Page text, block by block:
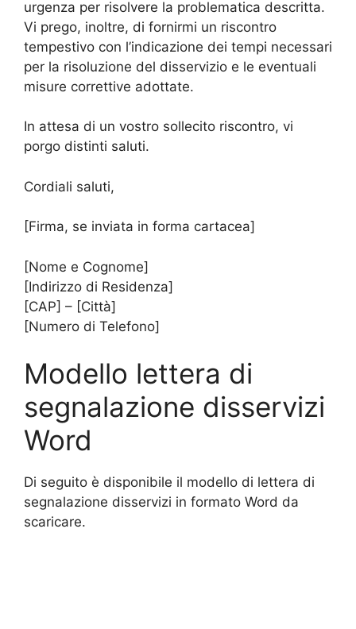
urgenza per risolvere la problematica descritta.
Vi prego, inoltre, di fornirmi un riscontro
tempestivo con l’indicazione dei tempi necessari
per la risoluzione del disservizio e le eventuali
misure correttive adottate.
In attesa di un vostro sollecito riscontro, vi
porgo distinti saluti.
Cordiali saluti,
[Firma, se inviata in forma cartacea]
[Nome e Cognome]
[Indirizzo di Residenza]
[CAP] – [Città]
[Numero di Telefono]
Modello lettera di
segnalazione disservizi
Word
Di seguito è disponibile il modello di lettera di
segnalazione disservizi in formato Word da
scaricare.